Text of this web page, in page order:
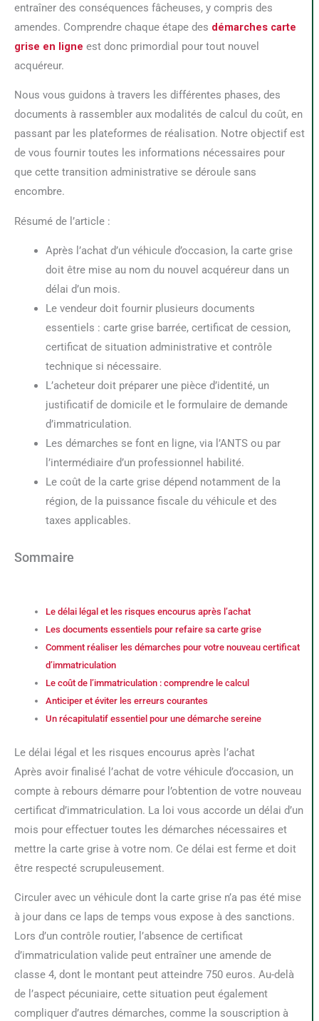
entraîner des conséquences fâcheuses, y compris des
amendes. Comprendre chaque étape des démarches carte
grise en ligne est donc primordial pour tout nouvel
acquéreur.
Nous vous guidons à travers les différentes phases, des
documents à rassembler aux modalités de calcul du coût, en
passant par les plateformes de réalisation. Notre objectif est
de vous fournir toutes les informations nécessaires pour
que cette transition administrative se déroule sans
encombre.
Résumé de l’article :
Après l’achat d’un véhicule d’occasion, la carte grise
doit être mise au nom du nouvel acquéreur dans un
délai d’un mois.
Le vendeur doit fournir plusieurs documents
essentiels : carte grise barrée, certificat de cession,
certificat de situation administrative et contrôle
technique si nécessaire.
L’acheteur doit préparer une pièce d’identité, un
justificatif de domicile et le formulaire de demande
d’immatriculation.
Les démarches se font en ligne, via l’ANTS ou par
l’intermédiaire d’un professionnel habilité.
Le coût de la carte grise dépend notamment de la
région, de la puissance fiscale du véhicule et des
taxes applicables.
Sommaire
Le délai légal et les risques encourus après l’achat
Les documents essentiels pour refaire sa carte grise
Comment réaliser les démarches pour votre nouveau certificat
d’immatriculation
Le coût de l’immatriculation : comprendre le calcul
Anticiper et éviter les erreurs courantes
Un récapitulatif essentiel pour une démarche sereine
Le délai légal et les risques encourus après l’achat
Après avoir finalisé l’achat de votre véhicule d’occasion, un
compte à rebours démarre pour l’obtention de votre nouveau
certificat d’immatriculation. La loi vous accorde un délai d’un
mois pour effectuer toutes les démarches nécessaires et
mettre la carte grise à votre nom. Ce délai est ferme et doit
être respecté scrupuleusement.
Circuler avec un véhicule dont la carte grise n’a pas été mise
à jour dans ce laps de temps vous expose à des sanctions.
Lors d’un contrôle routier, l’absence de certificat
d’immatriculation valide peut entraîner une amende de
classe 4, dont le montant peut atteindre 750 euros. Au-delà
de l’aspect pécuniaire, cette situation peut également
compliquer d’autres démarches, comme la souscription à